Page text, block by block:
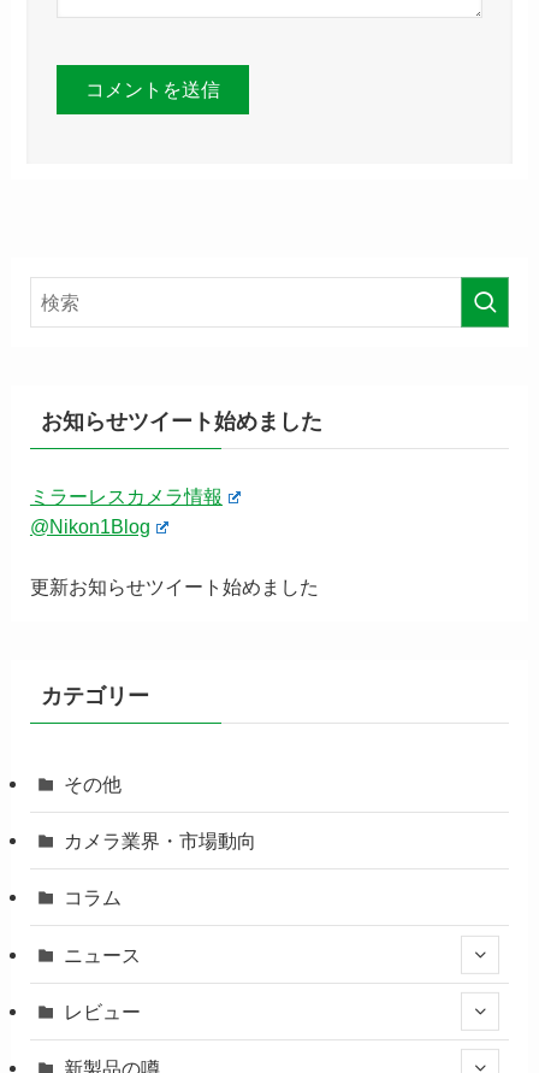
お知らせツイート始めました
ミラーレスカメラ情報
@Nikon1Blog
更新お知らせツイート始めました
カテゴリー
その他
カメラ業界・市場動向
コラム
ニュース
レビュー
新製品の噂